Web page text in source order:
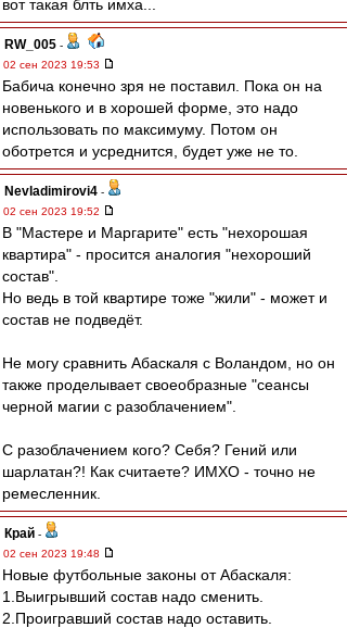
вот такая блть имха...
RW_005 -
02 сен 2023 19:53
Бабича конечно зря не поставил. Пока он на
новенького и в хорошей форме, это надо
использовать по максимуму. Потом он
оботрется и усреднится, будет уже не то.
Nevladimirovi4 -
02 сен 2023 19:52
В "Мастере и Маргарите" есть "нехорошая
квартира" - просится аналогия "нехороший
состав".
Но ведь в той квартире тоже "жили" - может и
состав не подведёт.
Не могу сравнить Абаскаля с Воландом, но он
также проделывает своеобразные "сеансы
черной магии с разоблачением".
С разоблачением кого? Себя? Гений или
шарлатан?! Как считаете? ИМХО - точно не
ремесленник.
Край -
02 сен 2023 19:48
Новые футбольные законы от Абаскаля:
1.Выигрывший состав надо сменить.
2.Проигравший состав надо оставить.